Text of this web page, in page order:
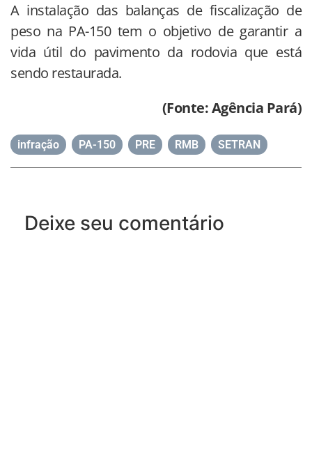
A instalação das balanças de fiscalização de
peso na PA-150 tem o objetivo de garantir a
vida útil do pavimento da rodovia que está
sendo restaurada.
(Fonte: Agência Pará)
infração PA-150 PRE RMB SETRAN
Deixe seu comentário